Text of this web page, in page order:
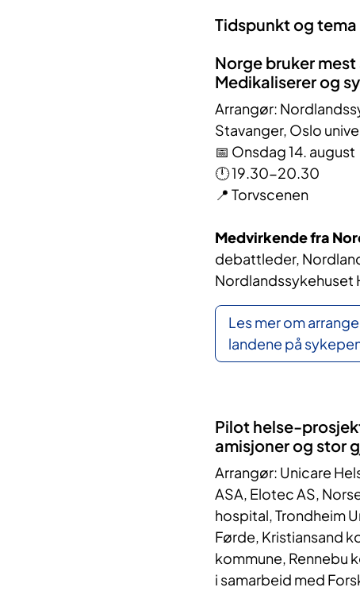
Tidspunkt og
Norge bruker
Medikaliserer og
Arrangør:
Stavanger, Oslo
📅 Onsdag 14. august
🕛 19.30-20.30
📍 Torvscenen
Medvirkende fra
debattleder,
Nordlandssykehuset
Les mer om
landene på
Pilot helse-
amisjoner og stor
Arrangør: Unicare
ASA, Elotec AS,
hospital, Trondheim
Førde, Kristiansand
kommune, Rennebu
i samarbeid med